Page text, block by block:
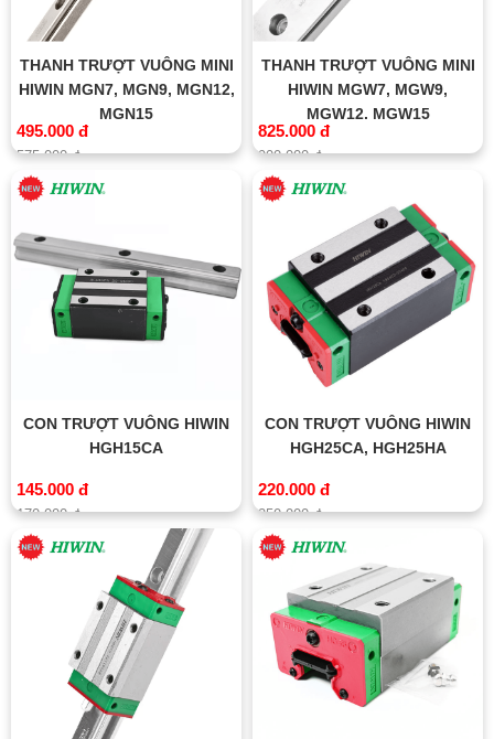
THANH TRƯỢT VUÔNG MINI
HIWIN MGN7, MGN9, MGN12,
MGN15
495.000 đ
575.000 đ
THANH TRƯỢT VUÔNG MINI
HIWIN MGW7, MGW9,
MGW12, MGW15
825.000 đ
900.000 đ
CON TRƯỢT VUÔNG HIWIN
HGH15CA
145.000 đ
170.000 đ
CON TRƯỢT VUÔNG HIWIN
HGH25CA, HGH25HA
220.000 đ
250.000 đ